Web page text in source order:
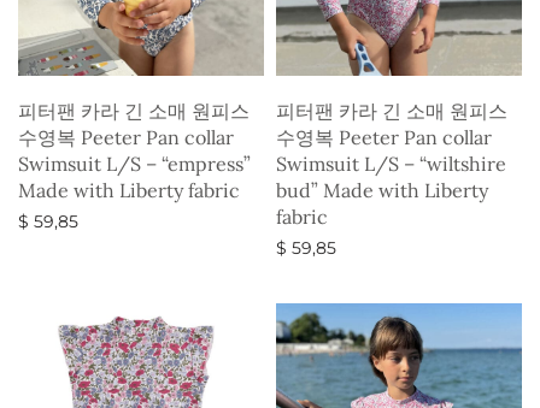
피터팬 카라 긴 소매 원피스
수영복 Peeter Pan collar
Swimsuit L/S – “empress”
Made with Liberty fabric
$ 59,85
피터팬 카라 긴 소매 원피스
수영복 Peeter Pan collar
Swimsuit L/S – “wiltshire
bud” Made with Liberty
fabric
$ 59,85